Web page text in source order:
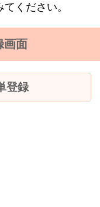
ください。
画面
登録